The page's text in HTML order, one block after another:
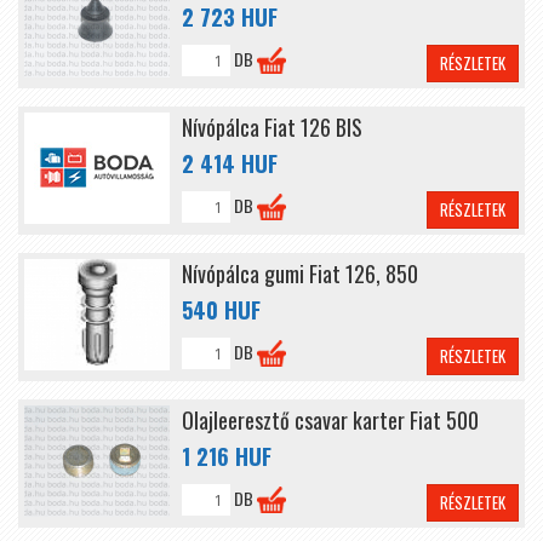
2 723 HUF
DB RÉSZLETEK
Nívópálca Fiat 126 BIS
2 414 HUF
DB RÉSZLETEK
Nívópálca gumi Fiat 126, 850
540 HUF
DB RÉSZLETEK
Olajleeresztő csavar karter Fiat 500
1 216 HUF
DB RÉSZLETEK